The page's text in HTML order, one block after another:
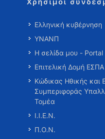
Ελληνική κυβέρνηση
ΥΝΑΝΠ
Η σελίδα μου - Portal
Επιτελική Δομή
Κώδικας Ηθικής και
Συμπεριφοράς
Τομέα
Ι.Ι.Ε.Ν.
Π.Ο.Ν.